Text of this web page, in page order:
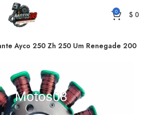
0 $0
Ayco 250 Zh 250 Um Renegade 200